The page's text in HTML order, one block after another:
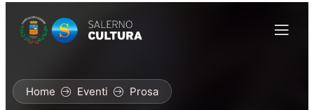
Home Eventi Prosa